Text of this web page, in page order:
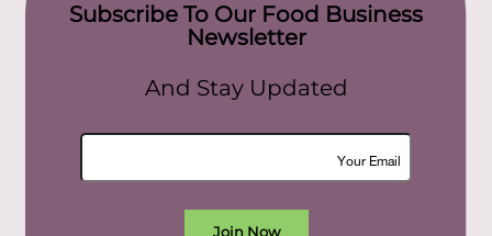
Subscribe To Our Food Business
Newsletter
And Stay Updated
Join Now